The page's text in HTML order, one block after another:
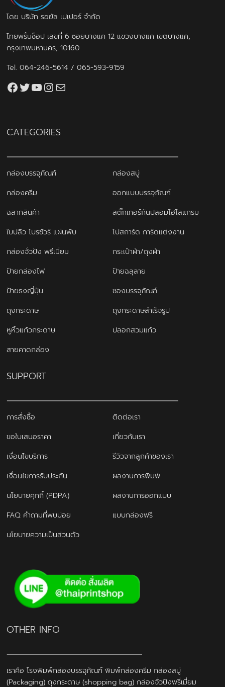
โดย บริษัท รอยัล เปเปอร์ จำกัด
ไทยพริ้นช็อป เลขที่ 6 ซอยบางแค 12 แขวงบางแค เขตบางแค,
กรุงเทพมหานคร, 10160
Tel.064-246-5614 /065-593-9159
Facebook
Twitter
YouTube
Instagram
thaiprintshop.aw@gmail.com
CATEGORIES
กล่องบรรจุภัณฑ์
กล่องสบู่
กล่องครีม
ออกแบบบรรจุภัณฑ์
ฉลากสินค้า
สติ๊กเกอร์กันปลอมโฮโลแกรม
ใบปลิว โบรชัวร์ แผ่นพับ
โปสการ์ด การ์ดแต่งงาน
กล่องจั่วปัง พรีเมี่ยม
กระเป๋าผ้า/ถุงผ้า
ป้ายกล่องไฟ
ป้ายฉลุลาย
ป้ายธงญี่ปุ่น
ซองบรรจุภัณฑ์
ถุงกระดาษ
ถุงกระดาษสำเร็จรูป
หูหิ้วแก้วกระดาษ
ปลอกสวมแก้ว
สายคาดกล่อง
SUPPORT
การสั่งซื้อ
ติดต่อเรา
ขอใบเสนอราคา
เกี่ยวกับเรา
เงื่อนไขบริการ
รีวิวจากลูกค้าของเรา
เงื่อนไขการรับประกัน
ผลงานการพิมพ์
นโยบายคุกกี้ (PDPA)
ผลงานการออกแบบ
FAQ คำถามที่พบบ่อย
แบบกล่องฟรี
นโยบายความเป็นส่วนตัว
OTHER INFO
เราคือ โรงพิมพ์กล่องบรรจุภัณฑ์ พิมพ์กล่องครีม กล่องสบู่
(Packaging) ถุงกระดาษ (shopping bag) กล่องจั่วปังพรี่เมี่ยม